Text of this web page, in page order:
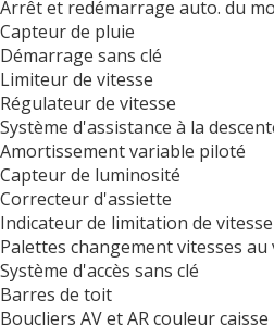
Arrêt et redémarrage auto. du
Capteur de pluie
Démarrage sans clé
Limiteur de vitesse
Régulateur de vitesse
Système d'assistance à la
Amortissement variable piloté
Capteur de luminosité
Correcteur d'assiette
Indicateur de limitation de vitesse
Palettes changement vitesses
Système d'accès sans clé
Barres de toit
Boucliers AV et AR couleur caisse